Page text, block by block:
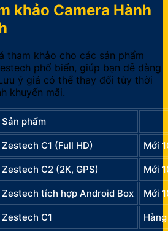
khảo Camera Hành
tham khảo cho các sản phẩm
phổ biến, giúp bạn dễ dàng
ý giá có thể thay đổi tùy thời
khuyến mãi.
Sản phẩm
C1 (Full HD) Mới
C2 (2K, GPS) Mới
tích hợp Android Box Mới
C1